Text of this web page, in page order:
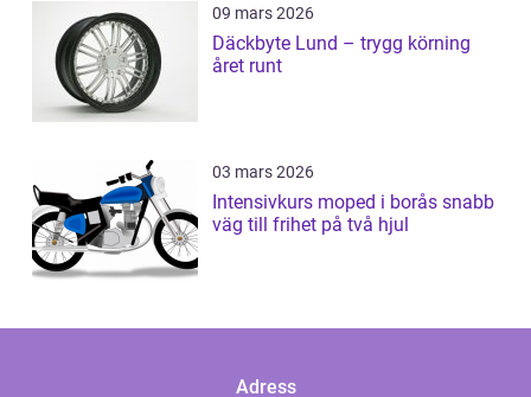
09 mars 2026
Däckbyte Lund – trygg körning
året runt
03 mars 2026
Intensivkurs moped i borås snabb
väg till frihet på två hjul
Adress